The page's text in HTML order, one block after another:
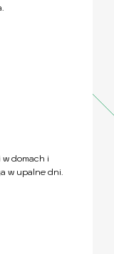
domach i
w upalne dni.